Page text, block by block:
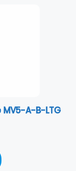
A-B-LTG